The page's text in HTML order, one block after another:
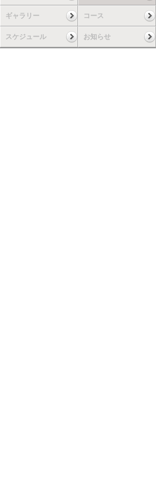
ギャラリー コース
スケジュール お知らせ